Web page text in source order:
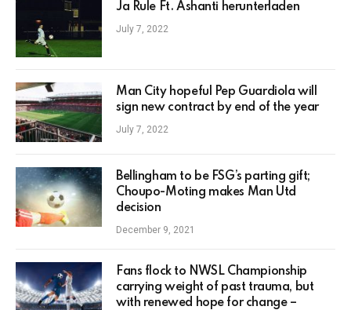
Ja Rule Ft. Ashanti herunterladen
July 7, 2022
Man City hopeful Pep Guardiola will
sign new contract by end of the year
July 7, 2022
Bellingham to be FSG’s parting gift;
Choupo-Moting makes Man Utd
decision
December 9, 2021
Fans flock to NWSL Championship
carrying weight of past trauma, but
with renewed hope for change –